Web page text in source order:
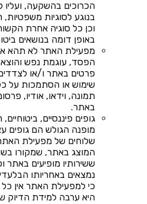
הכרוכים בהשקעה, ועליו
בנוגע לסוגיות משפטיות,
וכן כל סוגיה אחרת
באופן דומה בנושאים
מפעילת האתר לא תהא
הפסד, עוגמת נפש
פרטים באתר ו/או
שימוש או הסתמכות על
תמונה, וידאו, אודיו,
באתר.
גופים פיננסיים,
מופנה הגולש הם גופים
שלוחים של מפעילת
המוצג באתר, שמקורו
ששירותיו מופיעים באתר
נמצאים באחריותו
כי למפעילת האתר אין כל
היא ערבה למידת הדיוק